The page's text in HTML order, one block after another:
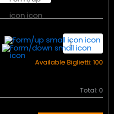
Available Biglietti: 100
Total: 0